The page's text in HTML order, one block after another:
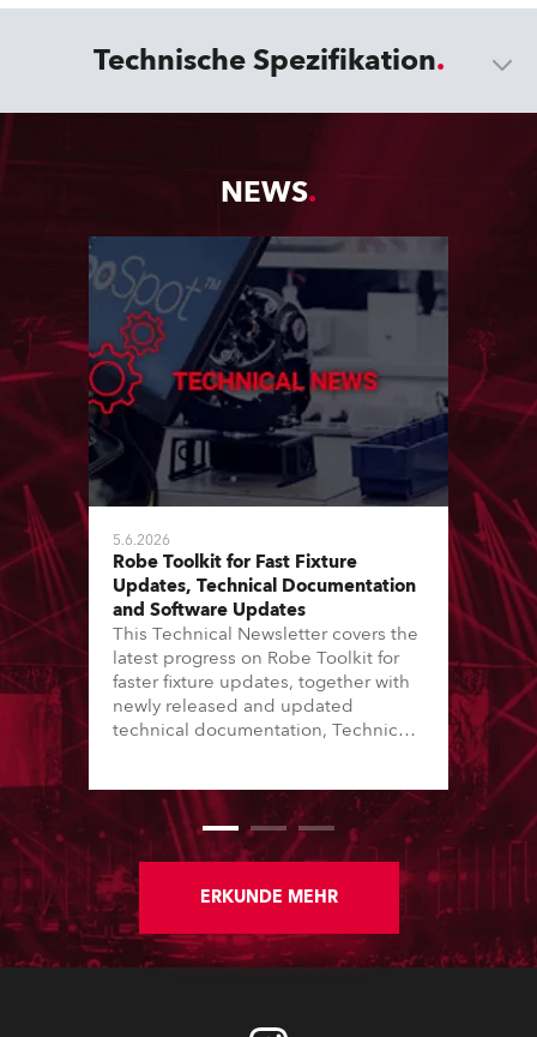
Technische Spezifikation
NEWS
5.6.2026
Robe Toolkit for Fast Fixture
Updates, Technical Documentation
and Software Updates
This Technical Newsletter covers the
latest progress on Robe Toolkit for
faster fixture updates, together with
newly released and updated
technical documentation, Technical
previous newsletter.
ERKUNDE MEHR